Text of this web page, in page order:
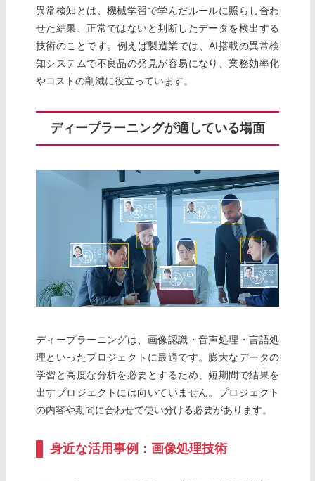
異常検知とは、機械学習で学んだルールに照らし合わ
せた結果、正常ではないと判断したデータを検出する
技術のことです。例えば製造業では、AI搭載の異常検
知システムで不良品の発見が容易になり、業務効率化
やコストの削減に役立っています。
ディープラーニングが適している場面
ディープラーニングは、画像認識・音声処理・言語処
理といったプロジェクトに最適です。膨大なデータの
学習と高度な分析を必要とするため、短期間で結果を
出すプロジェクトには向いていません。プロジェクト
の内容や期間に合わせて使い分ける必要があります。
身近な活用事例：画像処理技術